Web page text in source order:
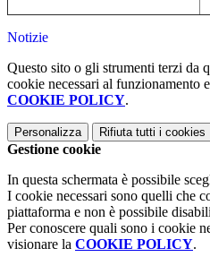
Notizie
Questo sito o gli strumenti terzi da
cookie necessari al funzionamento
COOKIE POLICY.
Personalizza Rifiuta tutti i cookies
Gestione cookie
In questa schermata è possibile
I cookie necessari sono quelli che
piattaforma e non è possibile
Per conoscere quali sono i cookie
visionare la COOKIE POLICY.